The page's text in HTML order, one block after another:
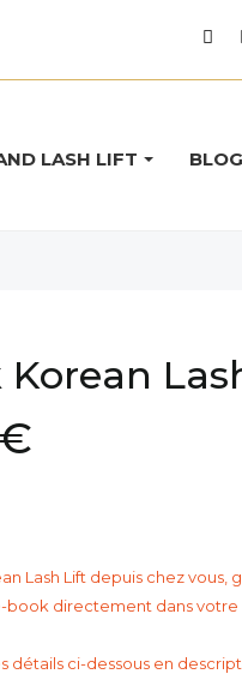
LASH LIFT BLOG
Korean
Lash Lift depuis chez vous,
directement dans votre
détails ci-dessous en